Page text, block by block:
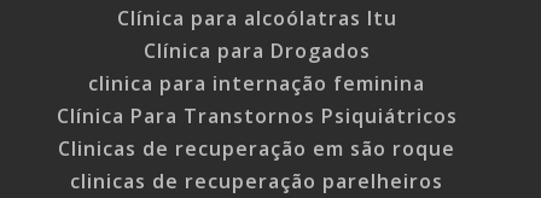
Clínica para alcoólatras Itu
Clínica para Drogados
clinica para internação feminina
Clínica Para Transtornos Psiquiátricos
Clinicas de recuperação em são roque
clinicas de recuperação parelheiros